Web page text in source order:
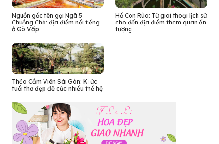
Nguồn gốc tên gọi Ngã 5
Chuồng Chó: địa điểm nổi tiếng
ở Gò Vấp
Hồ Con Rùa: Từ giai thoại lịch sử
cho đến địa điểm tham quan ấn
tượng
Thảo Cầm Viên Sài Gòn: Kí ức
tuổi thơ đẹp đẽ của nhiều thế hệ